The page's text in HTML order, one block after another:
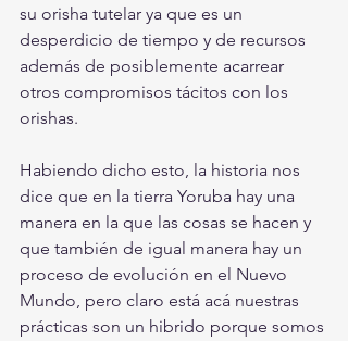
su orisha tutelar ya que es un
desperdicio de tiempo y de recursos
además de posiblemente acarrear
otros compromisos tácitos con los
orishas.
Habiendo dicho esto, la historia nos
dice que en la tierra Yoruba hay una
manera en la que las cosas se hacen y
que también de igual manera hay un
proceso de evolución en el Nuevo
Mundo, pero claro está acá nuestras
prácticas son un hibrido porque somos